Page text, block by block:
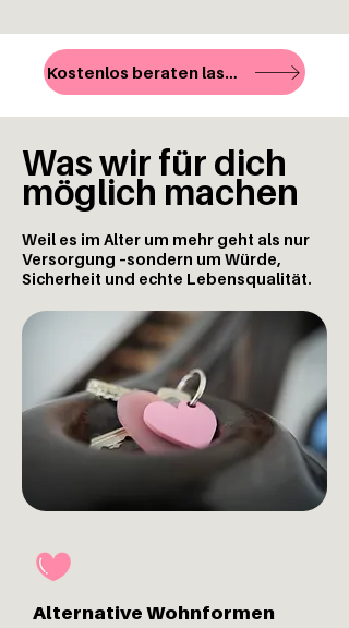
Kostenlos beraten lassen
Was wir für dich
möglich machen
Weil es im Alter um mehr geht als nur
Versorgung –sondern um Würde,
Sicherheit und echte Lebensqualität.
Alternative Wohnformen